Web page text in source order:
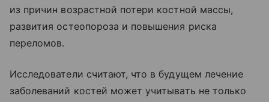
из причин возрастной потери костной массы,
развития остеопороза и повышения риска
переломов.
Исследователи считают, что в будущем лечение
заболеваний костей может учитывать не только